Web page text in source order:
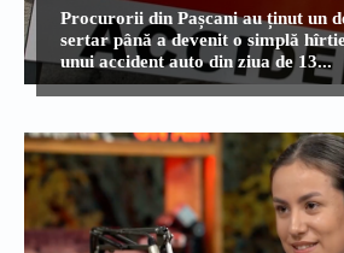
Procurorii din Pașcani au ținut un
sertar până a devenit o simplă
unui accident auto din ziua de 13...